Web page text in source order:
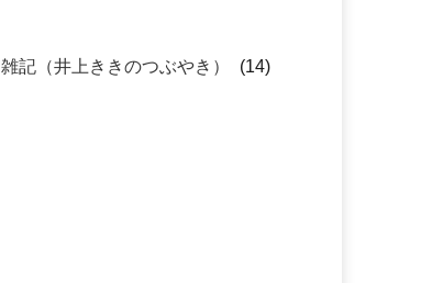
雑記（井上ききのつぶやき） (14)